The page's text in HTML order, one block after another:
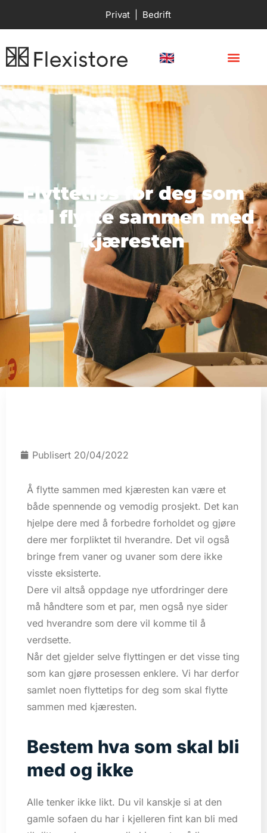
Privat| Bedrift
Flyttetips for deg som
skal flytte sammen med
kjæresten
Publisert 20/04/2022
Å flytte sammen med kjæresten kan være et
både spennende og vemodig prosjekt. Det kan
hjelpe dere med å forbedre forholdet og gjøre
dere mer forpliktet til hverandre. Det vil også
bringe frem vaner og uvaner som dere ikke
visste eksisterte.
Dere vil altså oppdage nye utfordringer dere
må håndtere som et par, men også nye sider
ved hverandre som dere vil komme til å
verdsette.
Når det gjelder selve flyttingen er det visse ting
som kan gjøre prosessen enklere. Vi har derfor
samlet noen flyttetips for deg som skal flytte
sammen med kjæresten.
Bestem hva som skal bli
med og ikke
Alle tenker ikke likt. Du vil kanskje si at den
gamle sofaen du har i kjelleren fint kan bli med